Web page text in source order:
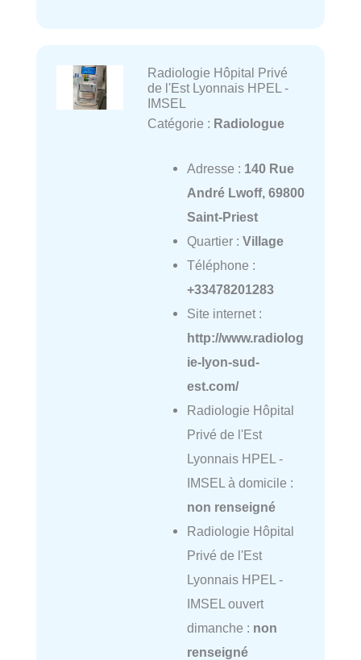
Radiologie Hôpital Privé
de l'Est Lyonnais HPEL -
IMSEL
Catégorie : Radiologue
Adresse : 140 Rue
André Lwoff, 69800
Saint-Priest
Quartier : Village
Téléphone :
+33478201283
Site internet :
http://www.radiolog
ie-lyon-sud-
est.com/
Radiologie Hôpital
Privé de l'Est
Lyonnais HPEL -
IMSEL à domicile :
non renseigné
Radiologie Hôpital
Privé de l'Est
Lyonnais HPEL -
IMSEL ouvert
dimanche : non
renseigné